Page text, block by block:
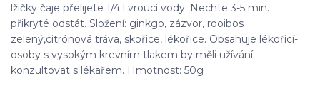
lžičky čaje přelijete 1/4 l vroucí vody. Nechte 3-5 min.
přikryté odstát. Složení: ginkgo, zázvor, rooibos
zelený,citrónová tráva, skořice, lékořice. Obsahuje lékořicí-
osoby s vysokým krevním tlakem by měli užívání
konzultovat s lékařem. Hmotnost: 50g